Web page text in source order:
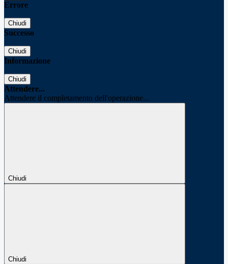
Errore
Chiudi
Successo
Chiudi
Informazione
Chiudi
Attendere...
Attendere il completamento dell'operazione...
Chiudi
Chiudi